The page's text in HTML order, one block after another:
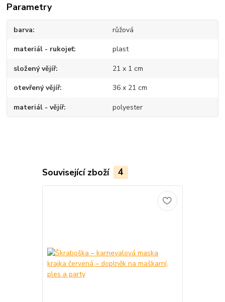
Parametry
barva růžová
materiál - rukojeť plast
složený vějíř 21 x 1 cm
otevřený vějíř 36 x 21 cm
materiál - vějíř polyester
Související zboží 4